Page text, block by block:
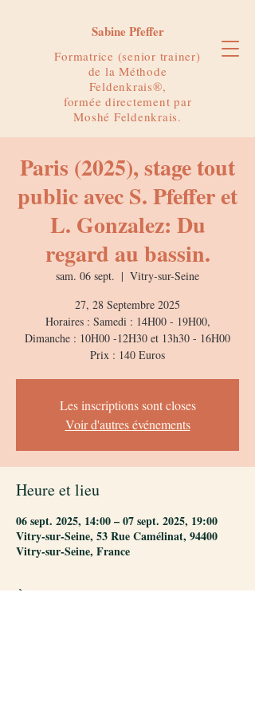
Sabine Pfeffer
Formatrice (senior trainer)
de la Méthode
Feldenkrais®,
formée directement par
Moshé Feldenkrais.
Paris (2025), stage tout
public avec S. Pfeffer et
L. Gonzalez: Du
regard au bassin.
sam. 06 sept.
  |
Vitry-sur-Seine
27, 28 Septembre 2025
Horaires : Samedi : 14H00 - 19H00,
Dimanche : 10H00 -12H30 et 13h30 - 16H00
Prix : 140 Euros
Les inscriptions sont closes
Voir d'autres événements
Heure et lieu
06 sept. 2025, 14:00 – 07 sept. 2025, 19:00
Vitry-sur-Seine, 53 Rue Camélinat, 94400
Vitry-sur-Seine, France
À propos de l'événement